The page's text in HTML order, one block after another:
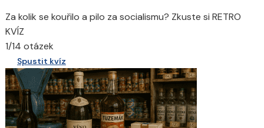
Za kolik se kouřilo a pilo za socialismu? Zkuste si RETRO
KVÍZ
1/14 otázek
Spustit kvíz